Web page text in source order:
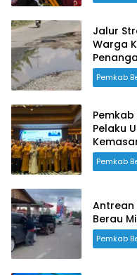
Jalur
Warga
Pemkab
Pemkab
Pelaku
Pemkab
Antrean
Berau
Pemkab